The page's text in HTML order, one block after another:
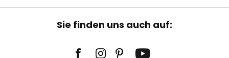
Sie finden uns auch auf: